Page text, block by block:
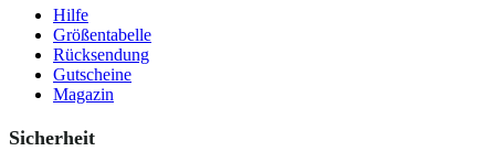
Hilfe
Größentabelle
Rücksendung
Gutscheine
Magazin
Sicherheit